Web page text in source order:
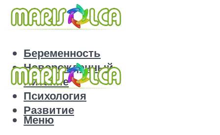
Беременность
Новорожденный
Питание
Психология
Развитие
Меню